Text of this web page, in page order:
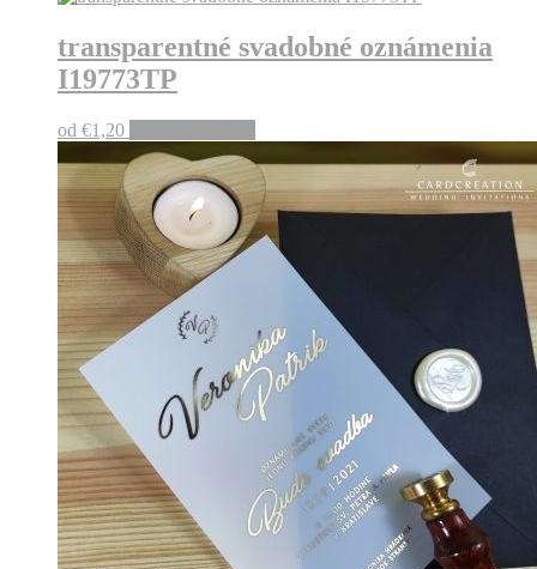
transparentné svadobné oznámenia
I19773TP
od €1,20